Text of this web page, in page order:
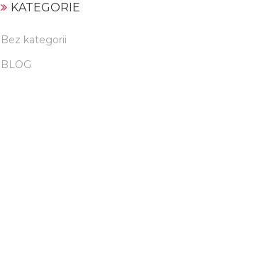
KATEGORIE
Bez kategorii
BLOG